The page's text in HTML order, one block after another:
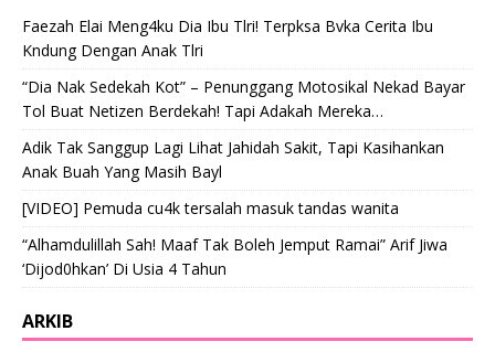
Faezah Elai Meng4ku Dia Ibu Tlri! Terpksa Bvka Cerita Ibu
Kndung Dengan Anak Tlri
“Dia Nak Sedekah Kot” – Penunggang Motosikal Nekad Bayar
Tol Buat Netizen Berdekah! Tapi Adakah Mereka…
Adik Tak Sanggup Lagi Lihat Jahidah Sakit, Tapi Kasihankan
Anak Buah Yang Masih Bayl
[VIDEO] Pemuda cu4k tersalah masuk tandas wanita
“Alhamdulillah Sah! Maaf Tak Boleh Jemput Ramai” Arif Jiwa
‘Dijod0hkan’ Di Usia 4 Tahun
ARKIB